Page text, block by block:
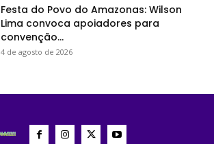
Festa do Povo do Amazonas: Wilson
Lima convoca apoiadores para
convenção...
4 de agosto de 2026